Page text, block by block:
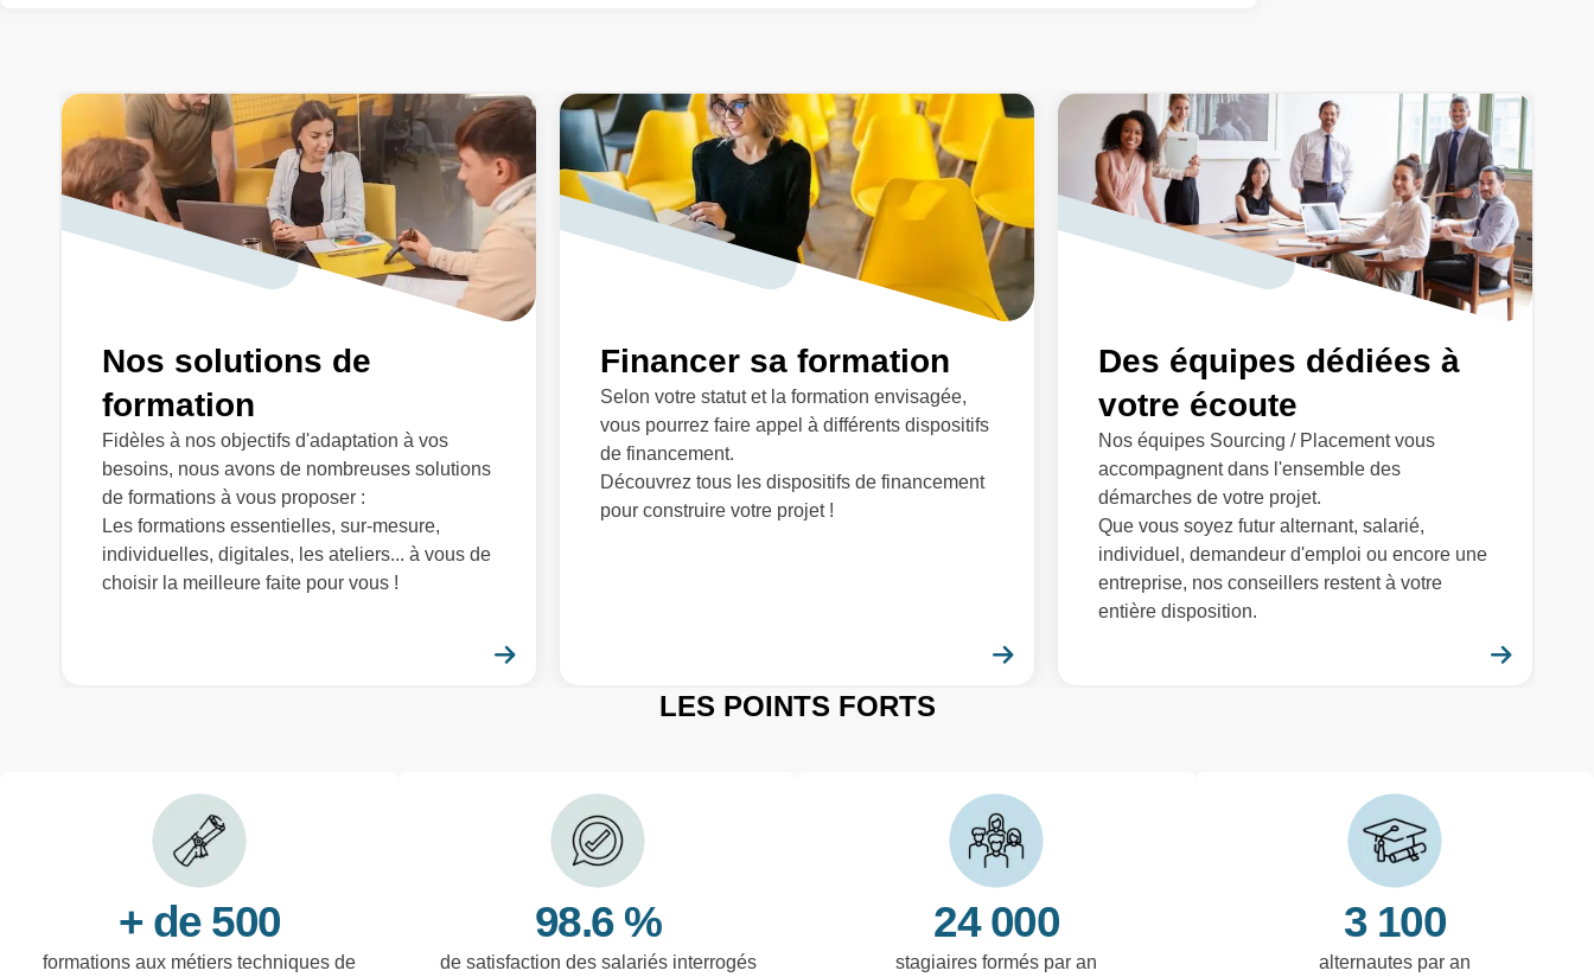
Nos solutions de
formation
Fidèles à nos objectifs d'adaptation à vos
besoins, nous avons de nombreuses solutions
de formations à vous proposer :
Les formations essentielles, sur-mesure,
individuelles, digitales, les ateliers... à vous de
choisir la meilleure faite pour vous !
Financer sa formation
Selon votre statut et la formation envisagée,
vous pourrez faire appel à différents dispositifs
de financement.
Découvrez tous les dispositifs de financement
pour construire votre projet !
Des équipes dédiées à
votre écoute
Nos équipes Sourcing / Placement vous
accompagnent dans l'ensemble des
démarches de votre projet.
Que vous soyez futur alternant, salarié,
individuel, demandeur d'emploi ou encore une
entreprise, nos conseillers restent à votre
entière disposition.
LES POINTS FORTS
+ de 500
formations aux métiers techniques de
98.6 %
de satisfaction des salariés interrogés
24 000
stagiaires formés par an
3 100
alternautes par an